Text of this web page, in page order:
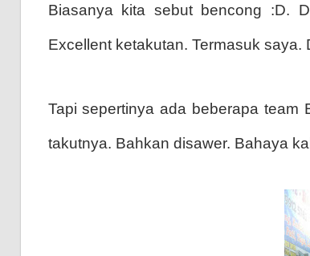
Biasanya kita sebut bencong :D.
Excellent ketakutan. Termasuk saya.
Tapi sepertinya ada beberapa team
takutnya. Bahkan disawer. Bahaya